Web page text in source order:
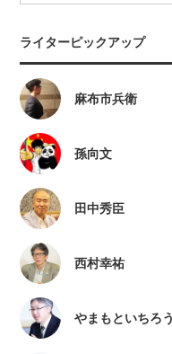
ライターピックアップ
麻布市兵衛
孫向文
田中秀臣
西村幸祐
やまもといちろう